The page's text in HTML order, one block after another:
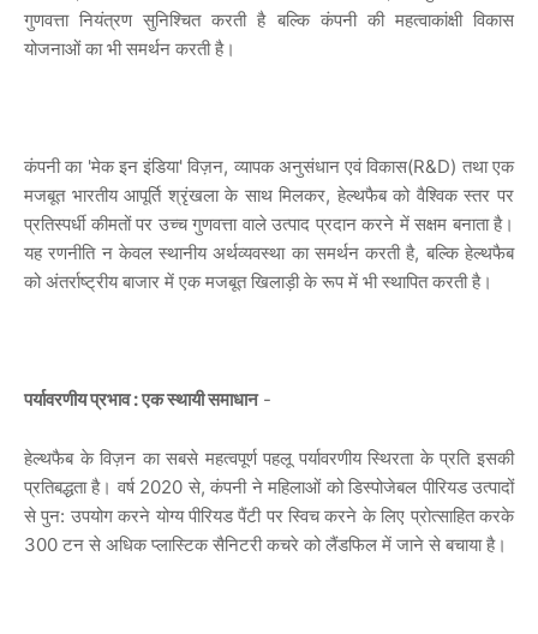
गुणवत्ता नियंत्रण सुनिश्चित करती है बल्कि कंपनी की महत्वाकांक्षी विकास
योजनाओं का भी समर्थन करती है।
कंपनी का 'मेक इन इंडिया' विज़न, व्यापक अनुसंधान एवं विकास(R&D) तथा एक
मजबूत भारतीय आपूर्ति श्रृंखला के साथ मिलकर, हेल्थफैब को वैश्विक स्तर पर
प्रतिस्पर्धी कीमतों पर उच्च गुणवत्ता वाले उत्पाद प्रदान करने में सक्षम बनाता है।
यह रणनीति न केवल स्थानीय अर्थव्यवस्था का समर्थन करती है, बल्कि हेल्थफैब
को अंतर्राष्ट्रीय बाजार में एक मजबूत खिलाड़ी के रूप में भी स्थापित करती है।
पर्यावरणीय प्रभाव : एक स्थायी समाधान-
हेल्थफैब के विज़न का सबसे महत्वपूर्ण पहलू पर्यावरणीय स्थिरता के प्रति इसकी
प्रतिबद्धता है। वर्ष 2020 से, कंपनी ने महिलाओं को डिस्पोजेबल पीरियड उत्पादों
से पुन: उपयोग करने योग्य पीरियड पैंटी पर स्विच करने के लिए प्रोत्साहित करके
300 टन से अधिक प्लास्टिक सैनिटरी कचरे को लैंडफिल में जाने से बचाया है।